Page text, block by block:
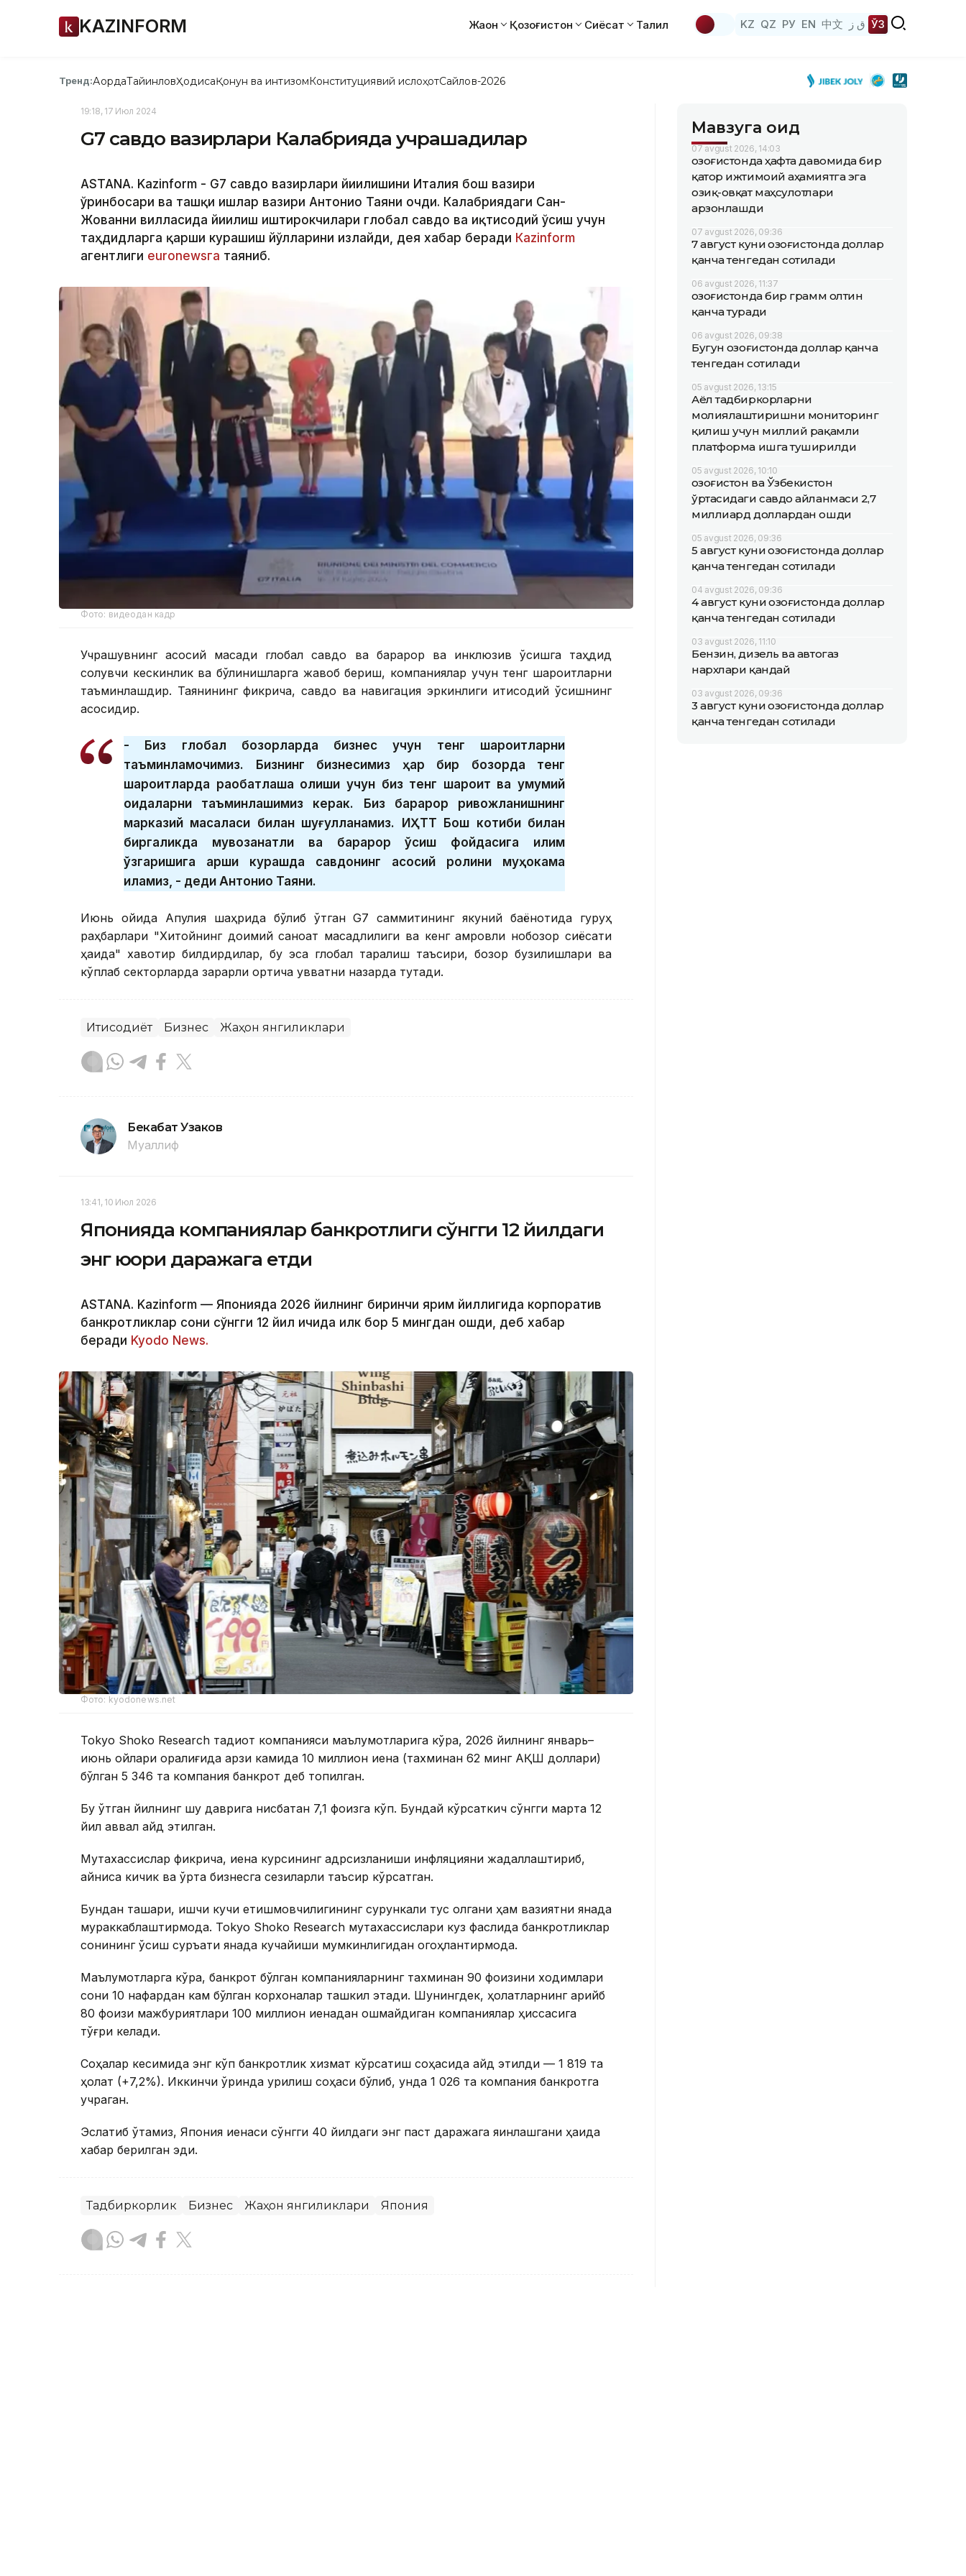
KAZINFORM Жаҳон Қозоғистон Сиёсат Таҳлил KZ QZ РУ EN 中文 ق ز ЎЗ
Тренд:АқордаТайинловҲодисаҚонун ва интизомКонституциявий ислоҳотСайлов-2026
19:18, 17 Июл 2024
G7 савдо вазирлари Калабрияда учрашадилар
ASTANA. Kazinform - G7 савдо вазирлари йиғилишини Италия бош вазири
ўринбосари ва ташқи ишлар вазири Антонио Таяни очди. Калабриядаги Сан-
Жованни вилласида йиғилиш иштирокчилари глобал савдо ва иқтисодий ўсиш учун
таҳдидларга қарши курашиш йўлларини излайди, дея хабар беради Кazinform
агентлиги euronewsга таяниб.
Фото: видеодан кадр
Учрашувнинг асосий мақсади глобал савдо ва барқарор ва инклюзив ўсишга таҳдид
солувчи кескинлик ва бўлинишларга жавоб бериш, компаниялар учун тенг шароитларни
таъминлашдир. Таянининг фикрича, савдо ва навигация эркинлиги иқтисодий ўсишнинг
асосидир.
- Биз глобал бозорларда бизнес учун тенг шароитларни
таъминламоқчимиз. Бизнинг бизнесимиз ҳар бир бозорда тенг
шароитларда рақобатлаша олиши учун биз тенг шароит ва умумий
қоидаларни таъминлашимиз керак. Биз барқарор ривожланишнинг
марказий масаласи билан шуғулланамиз. ИҲТТ Бош котиби билан
биргаликда мувозанатли ва барқарор ўсиш фойдасига иқлим
ўзгаришига қарши курашда савдонинг асосий ролини муҳокама
қиламиз, - деди Антонио Таяни.
Июнь ойида Апулия шаҳрида бўлиб ўтган G7 саммитининг якуний баёнотида гуруҳ
раҳбарлари "Хитойнинг доимий саноат мақсадлилиги ва кенг қамровли нобозор сиёсати
ҳақида" хавотир билдирдилар, бу эса глобал тарқалиш таъсири, бозор бузилишлари ва
кўплаб секторларда зарарли ортиқча қувватни назарда тутади.
Иқтисодиёт Бизнес Жаҳон янгиликлари
Бекабат Узаков
Муаллиф
13:41, 10 Июл 2026
Японияда компаниялар банкротлиги сўнгги 12 йилдаги
энг юқори даражага етди
ASTANA. Kazinform — Японияда 2026 йилнинг биринчи ярим йиллигида корпоратив
банкротликлар сони сўнгги 12 йил ичида илк бор 5 мингдан ошди, деб хабар
беради Kyodo News.
Фото: kyodonews.net
Tokyo Shoko Research тадқиқот компанияси маълумотларига кўра, 2026 йилнинг январь–
июнь ойлари оралиғида қарзи камида 10 миллион иена (тахминан 62 минг АҚШ доллари)
бўлган 5 346 та компания банкрот деб топилган.
Бу ўтган йилнинг шу даврига нисбатан 7,1 фоизга кўп. Бундай кўрсаткич сўнгги марта 12
йил аввал қайд этилган.
Мутахассислар фикрича, иена курсининг қадрсизланиши инфляцияни жадаллаштириб,
айниқса кичик ва ўрта бизнесга сезиларли таъсир кўрсатган.
Бундан ташқари, ишчи кучи етишмовчилигининг сурункали тус олгани ҳам вазиятни янада
мураккаблаштирмоқда. Tokyo Shoko Research мутахассислари куз фаслида банкротликлар
сонининг ўсиш суръати янада кучайиши мумкинлигидан огоҳлантирмоқда.
Маълумотларга кўра, банкрот бўлган компанияларнинг тахминан 90 фоизини ходимлари
сони 10 нафардан кам бўлган корхоналар ташкил этади. Шунингдек, ҳолатларнинг қарийб
80 фоизи мажбуриятлари 100 миллион иенадан ошмайдиган компаниялар ҳиссасига
тўғри келади.
Соҳалар кесимида энг кўп банкротлик хизмат кўрсатиш соҳасида қайд этилди — 1 819 та
ҳолат (+7,2%). Иккинчи ўринда қурилиш соҳаси бўлиб, унда 1 026 та компания банкротга
учраган.
Эслатиб ўтамиз, Япония иенаси сўнгги 40 йилдаги энг паст даражага яқинлашгани ҳақида
хабар берилган эди.
Тадбиркорлик Бизнес Жаҳон янгиликлари Япония
Мавзуга оид
07 avgust 2026, 14:03
Қозоғистонда ҳафта давомида бир
қатор ижтимоий аҳамиятга эга
озиқ-овқат маҳсулотлари
арзонлашди
07 avgust 2026, 09:36
7 август куни Қозоғистонда доллар
қанча тенгедан сотилади
06 avgust 2026, 11:37
Қозоғистонда бир грамм олтин
қанча туради
06 avgust 2026, 09:38
Бугун Қозоғистонда доллар қанча
тенгедан сотилади
05 avgust 2026, 13:15
Аёл тадбиркорларни
молиялаштиришни мониторинг
қилиш учун миллий рақамли
платформа ишга туширилди
05 avgust 2026, 10:10
Қозоғистон ва Ўзбекистон
ўртасидаги савдо айланмаси 2,7
миллиард доллардан ошди
05 avgust 2026, 09:36
5 август куни Қозоғистонда доллар
қанча тенгедан сотилади
04 avgust 2026, 09:36
4 август куни Қозоғистонда доллар
қанча тенгедан сотилади
03 avgust 2026, 11:10
Бензин, дизель ва автогаз
нархлари қандай
03 avgust 2026, 09:36
3 август куни Қозоғистонда доллар
қанча тенгедан сотилади